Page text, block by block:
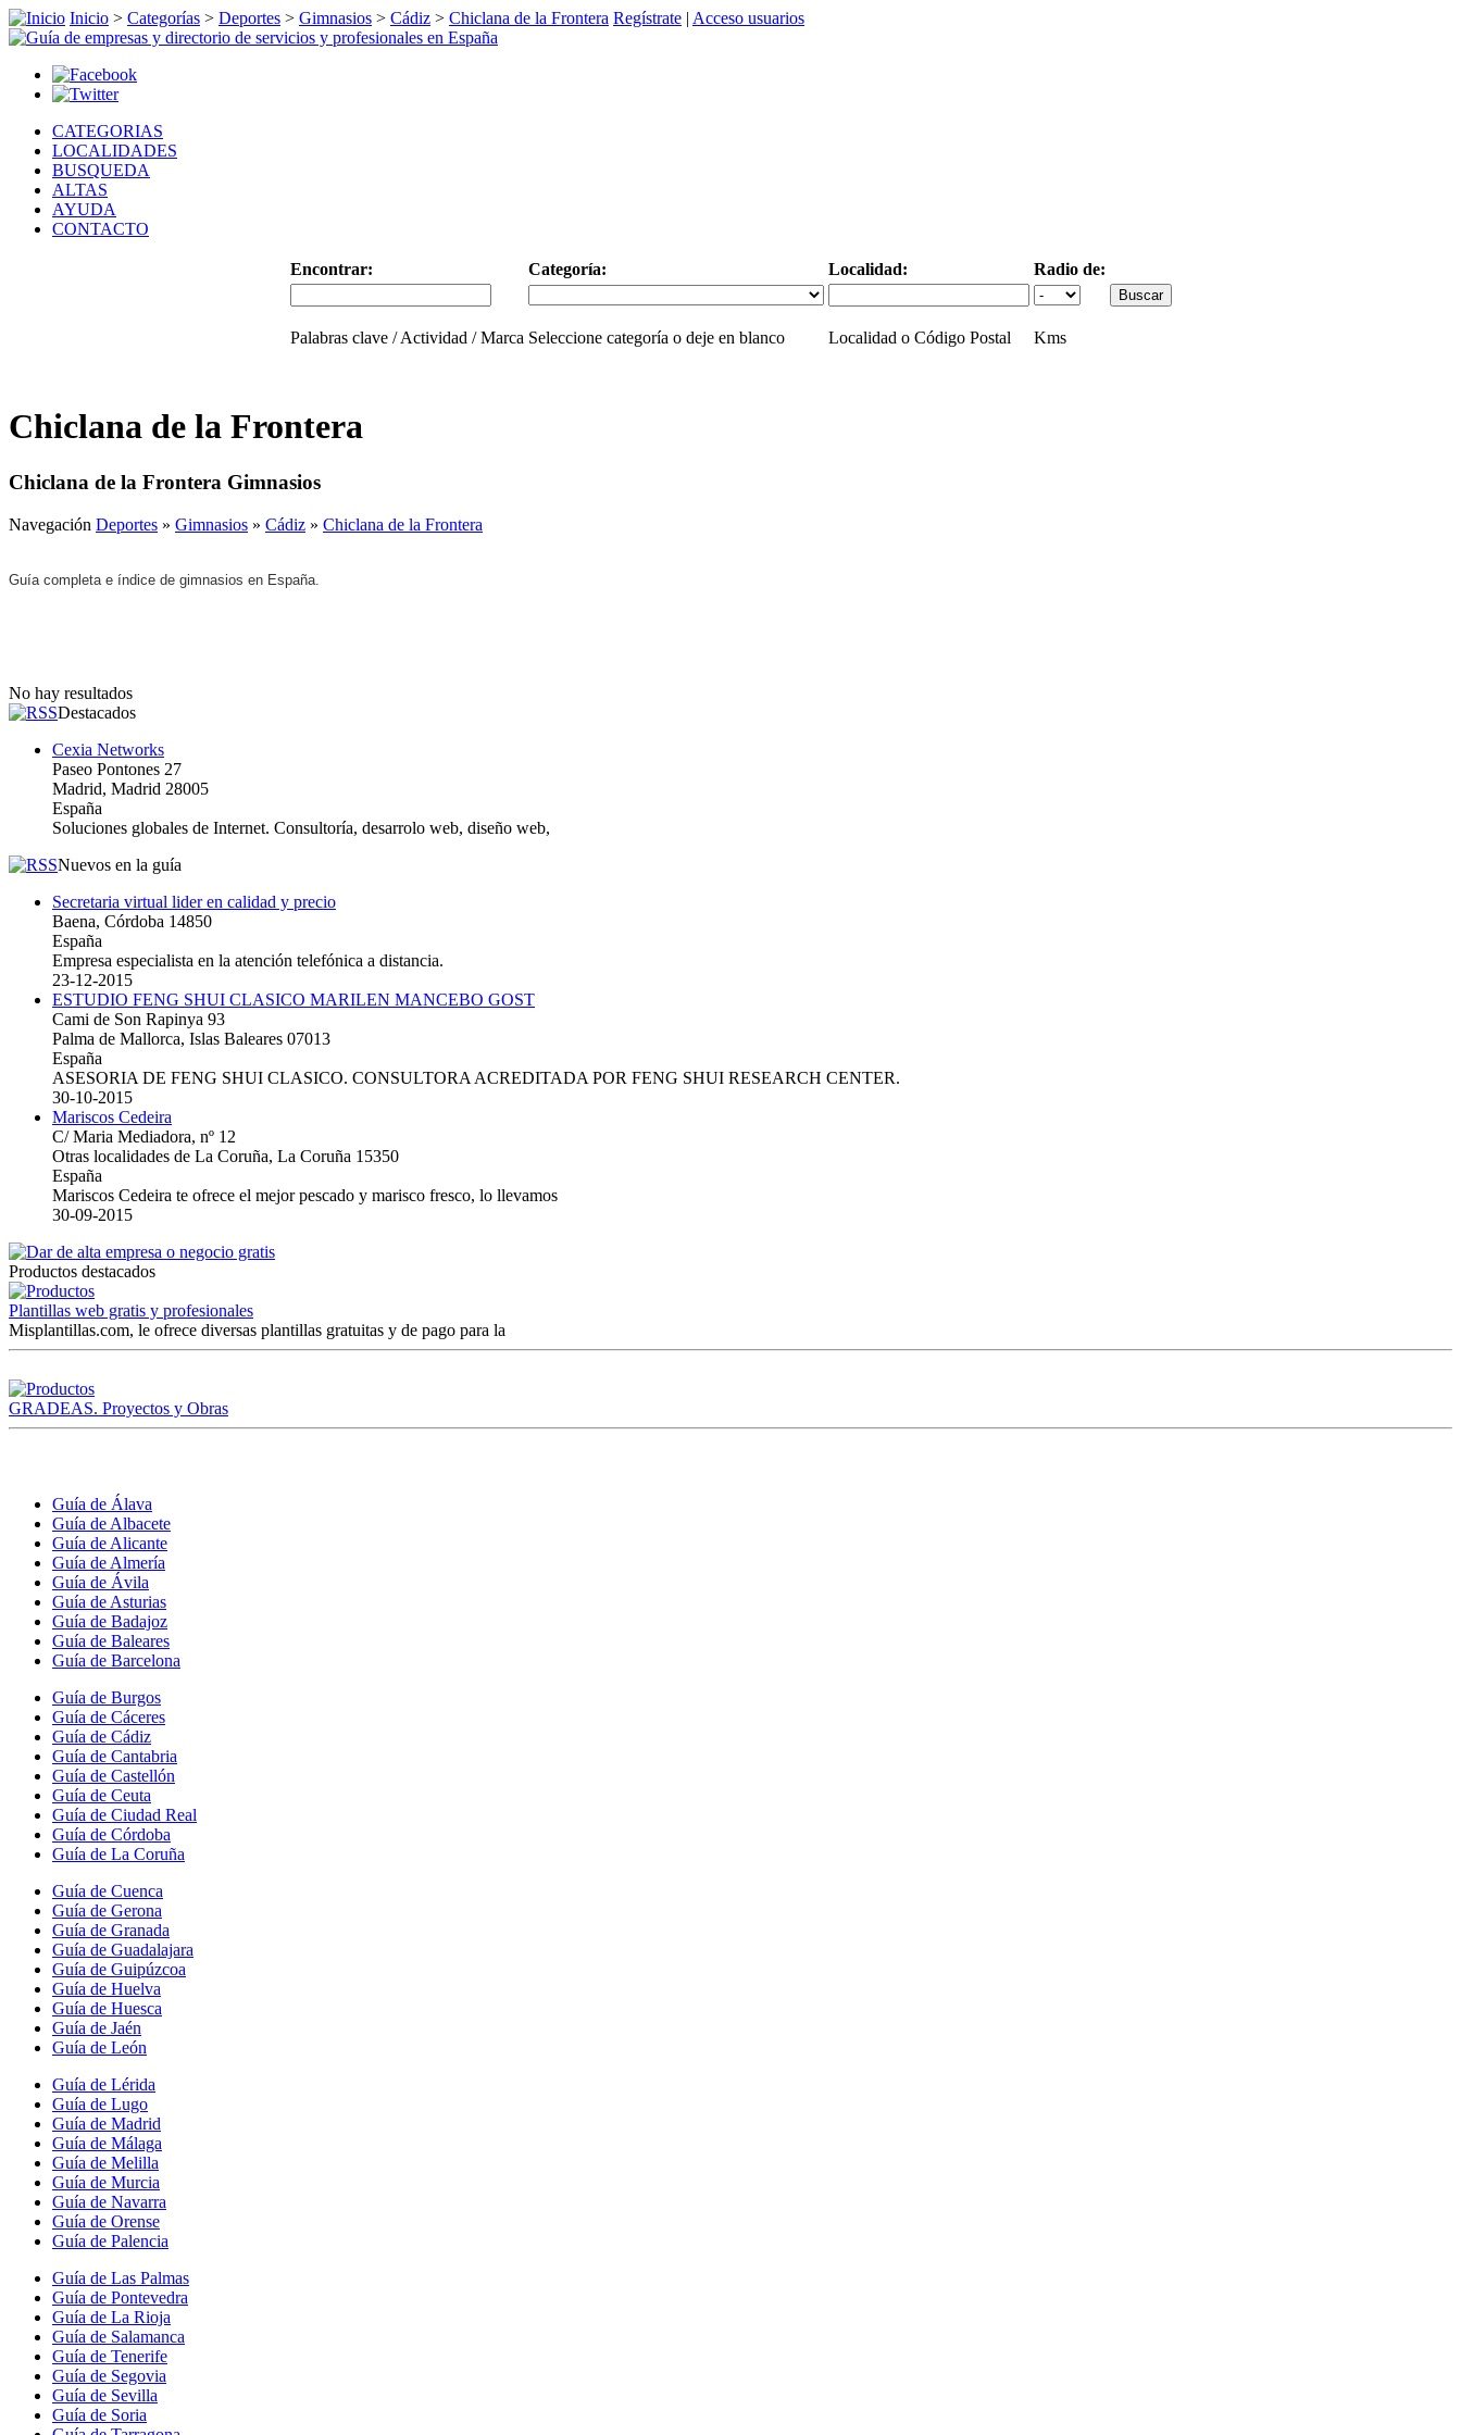
Inicio > Categorías > Deportes > Gimnasios > Cádiz > Chiclana de la Frontera Regístrate | Acceso usuarios
CATEGORIAS
LOCALIDADES
BUSQUEDA
ALTAS
AYUDA
CONTACTO
Encontrar: Categoría: Localidad: Radio de:
Palabras clave / Actividad / Marca Seleccione categoría o deje en blanco Localidad o Código Postal Kms
Chiclana de la Frontera
Chiclana de la Frontera Gimnasios
Navegación Deportes » Gimnasios » Cádiz » Chiclana de la Frontera
Guía completa e índice de gimnasios en España.
No hay resultados
Destacados
Cexia Networks
Paseo Pontones 27
Madrid, Madrid 28005
España
Soluciones globales de Internet. Consultoría, desarrolo web, diseño web,
Nuevos en la guía
Secretaria virtual lider en calidad y precio
Baena, Córdoba 14850
España
Empresa especialista en la atención telefónica a distancia.
23-12-2015
ESTUDIO FENG SHUI CLASICO MARILEN MANCEBO GOST
Cami de Son Rapinya 93
Palma de Mallorca, Islas Baleares 07013
España
ASESORIA DE FENG SHUI CLASICO. CONSULTORA ACREDITADA POR FENG SHUI RESEARCH CENTER.
30-10-2015
Mariscos Cedeira
C/ Maria Mediadora, nº 12
Otras localidades de La Coruña, La Coruña 15350
España
Mariscos Cedeira te ofrece el mejor pescado y marisco fresco, lo llevamos
30-09-2015
Productos destacados
Plantillas web gratis y profesionales
Misplantillas.com, le ofrece diversas plantillas gratuitas y de pago para la
GRADEAS. Proyectos y Obras
Guía de Álava
Guía de Albacete
Guía de Alicante
Guía de Almería
Guía de Ávila
Guía de Asturias
Guía de Badajoz
Guía de Baleares
Guía de Barcelona
Guía de Burgos
Guía de Cáceres
Guía de Cádiz
Guía de Cantabria
Guía de Castellón
Guía de Ceuta
Guía de Ciudad Real
Guía de Córdoba
Guía de La Coruña
Guía de Cuenca
Guía de Gerona
Guía de Granada
Guía de Guadalajara
Guía de Guipúzcoa
Guía de Huelva
Guía de Huesca
Guía de Jaén
Guía de León
Guía de Lérida
Guía de Lugo
Guía de Madrid
Guía de Málaga
Guía de Melilla
Guía de Murcia
Guía de Navarra
Guía de Orense
Guía de Palencia
Guía de Las Palmas
Guía de Pontevedra
Guía de La Rioja
Guía de Salamanca
Guía de Tenerife
Guía de Segovia
Guía de Sevilla
Guía de Soria